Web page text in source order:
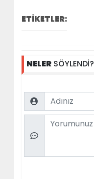
ETİKETLER:
NELER SÖYLENDİ?
Name
Comment